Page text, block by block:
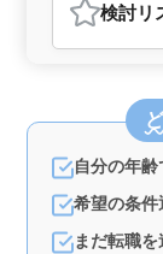
おすすめポ
＜アクセス
設は、庭瀬
パートまで様
わせた働き
＞ 社会保険
人です。安定
とって魅力
齢50.5歳、最
です。多様な
検討リ
自分の年
希望の条
まだ転職